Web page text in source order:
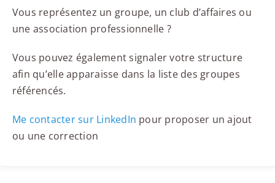
Vous représentez un groupe, un club d’affaires ou
une association professionnelle ?
Vous pouvez également signaler votre structure
afin qu’elle apparaisse dans la liste des groupes
référencés.
Me contacter sur LinkedIn pour proposer un ajout
ou une correction